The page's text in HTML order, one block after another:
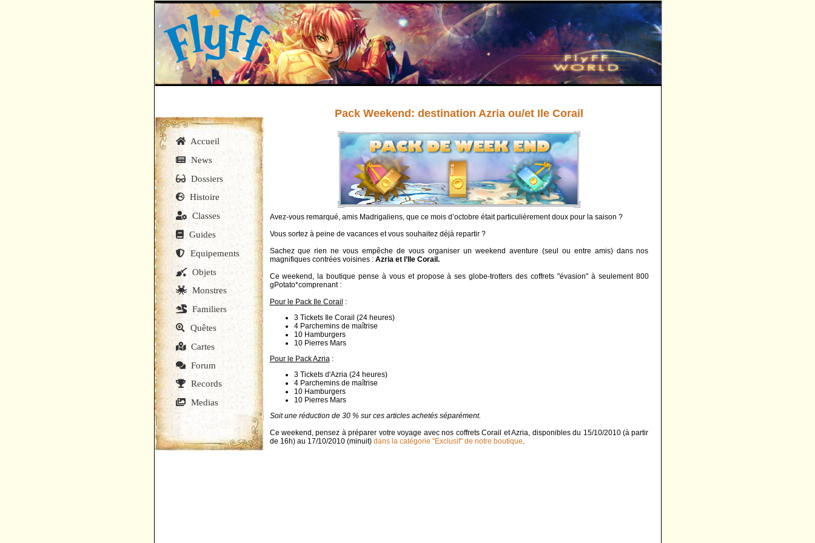
Accueil
News
Dossiers
Histoire
Classes
Guides
Equipements
Objets
Monstres
Familiers
Quêtes
Cartes
Forum
Records
Medias
Pack Weekend: destination Azria ou/et Ile Corail
Avez-vous remarqué, amis Madrigaliens, que ce mois d’octobre était particulièrement doux pour la saison ?
Vous sortez à peine de vacances et vous souhaitez déjà repartir ?
Sachez que rien ne vous empêche de vous organiser un weekend aventure (seul ou entre amis) dans nos
magnifiques contrées voisines : Azria et l’Ile Corail.
Ce weekend, la boutique pense à vous et propose à ses globe-trotters des coffrets "évasion" à seulement 800
gPotato*comprenant :
Pour le Pack Ile Corail :
3 Tickets Ile Corail (24 heures)
4 Parchemins de maîtrise
10 Hamburgers
10 Pierres Mars
Pour le Pack Azria:
3 Tickets d'Azria (24 heures)
4 Parchemins de maîtrise
10 Hamburgers
10 Pierres Mars
Soit une réduction de 30 % sur ces articles achetés séparément.
Ce weekend, pensez à préparer votre voyage avec nos coffrets Corail et Azria, disponibles du 15/10/2010 (à partir
de 16h) au 17/10/2010 (minuit) dans la catégorie "Exclusif" de notre boutique.